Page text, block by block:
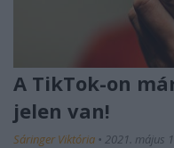
A TikTok-on
jelen van!
Sáringer Viktória • 2021. május